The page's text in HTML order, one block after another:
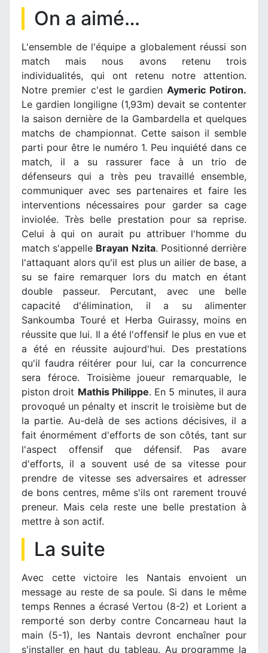
On a aimé…
L'ensemble de l'équipe a globalement réussi son
match mais nous avons retenu trois
individualités, qui ont retenu notre attention.
Notre premier c'est le gardien Aymeric Potiron.
Le gardien longiligne (1,93m) devait se contenter
la saison dernière de la Gambardella et quelques
matchs de championnat. Cette saison il semble
parti pour être le numéro 1. Peu inquiété dans ce
match, il a su rassurer face à un trio de
défenseurs qui a très peu travaillé ensemble,
communiquer avec ses partenaires et faire les
interventions nécessaires pour garder sa cage
inviolée. Très belle prestation pour sa reprise.
Celui à qui on aurait pu attribuer l'homme du
match s'appelle Brayan Nzita. Positionné derrière
l'attaquant alors qu'il est plus un ailier de base, a
su se faire remarquer lors du match en étant
double passeur. Percutant, avec une belle
capacité d'élimination, il a su alimenter
Sankoumba Touré et Herba Guirassy, moins en
réussite que lui. Il a été l'offensif le plus en vue et
a été en réussite aujourd'hui. Des prestations
qu'il faudra réitérer pour lui, car la concurrence
sera féroce. Troisième joueur remarquable, le
piston droit Mathis Philippe. En 5 minutes, il aura
provoqué un pénalty et inscrit le troisième but de
la partie. Au-delà de ses actions décisives, il a
fait énormément d'efforts de son côtés, tant sur
l'aspect offensif que défensif. Pas avare
d'efforts, il a souvent usé de sa vitesse pour
prendre de vitesse ses adversaires et adresser
de bons centres, même s'ils ont rarement trouvé
preneur. Mais cela reste une belle prestation à
mettre à son actif.
La suite
Avec cette victoire les Nantais envoient un
message au reste de sa poule. Si dans le même
temps Rennes a écrasé Vertou (8-2) et Lorient a
remporté son derby contre Concarneau haut la
main (5-1), les Nantais devront enchaîner pour
s'installer en haut du tableau. Au programme la